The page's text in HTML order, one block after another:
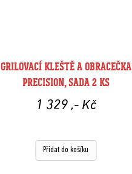
GRILOVACÍ KLEŠTĚ A OBRACEČKA
PRECISION, SADA 2 KS
1 329 ,- Kč
Přidat do košíku